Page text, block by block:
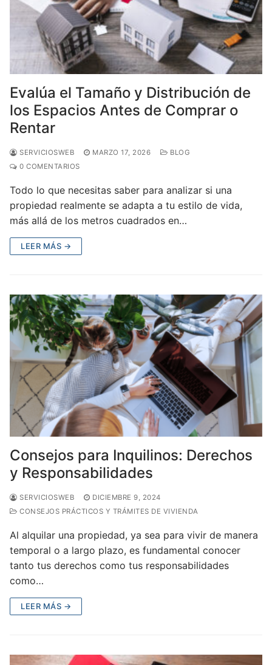
Evalúa el Tamaño y Distribución de
los Espacios Antes de Comprar o
Rentar
SERVICIOSWEB MARZO 17, 2026
BLOG
0 COMENTARIOS
Todo lo que necesitas saber para analizar si una
propiedad realmente se adapta a tu estilo de vida,
más allá de los metros cuadrados en…
LEER MÁS →
Consejos para Inquilinos: Derechos
y Responsabilidades
SERVICIOSWEB
DICIEMBRE 9, 2024
CONSEJOS PRÁCTICOS Y TRÁMITES DE VIVIENDA
Al alquilar una propiedad, ya sea para vivir de manera
temporal o a largo plazo, es fundamental conocer
tanto tus derechos como tus responsabilidades
como…
LEER MÁS →